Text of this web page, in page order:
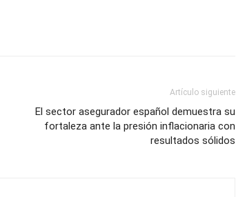
Artículo siguiente
El sector asegurador español demuestra su
fortaleza ante la presión inflacionaria con
resultados sólidos